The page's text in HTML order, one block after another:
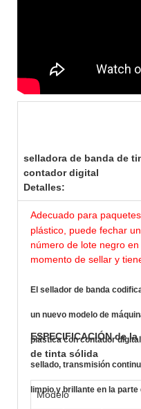
selladora de banda de
contador digital
Detalles:
Adecuado para
plástico, puede fechar
número de lote negro
momento de sellar y
El sellador de banda
un nuevo modelo de
plástica con contador
sellado, transmisión
limpio y brillante en la
ESPECIFICACIÓN de
de tinta sólida
Modelo